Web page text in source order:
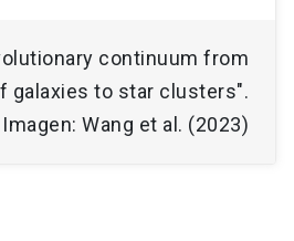
continuum from
galaxies to star clusters".
Imagen: Wang et al. (2023)